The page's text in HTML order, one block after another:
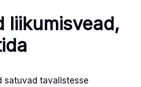
liikumisvead,
satuvad tavalistesse